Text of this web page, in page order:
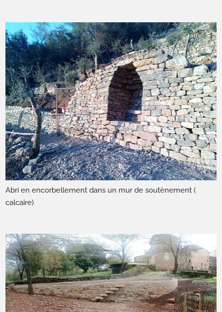
Abri en encorbellement dans un mur de soutènement (
calcaire)